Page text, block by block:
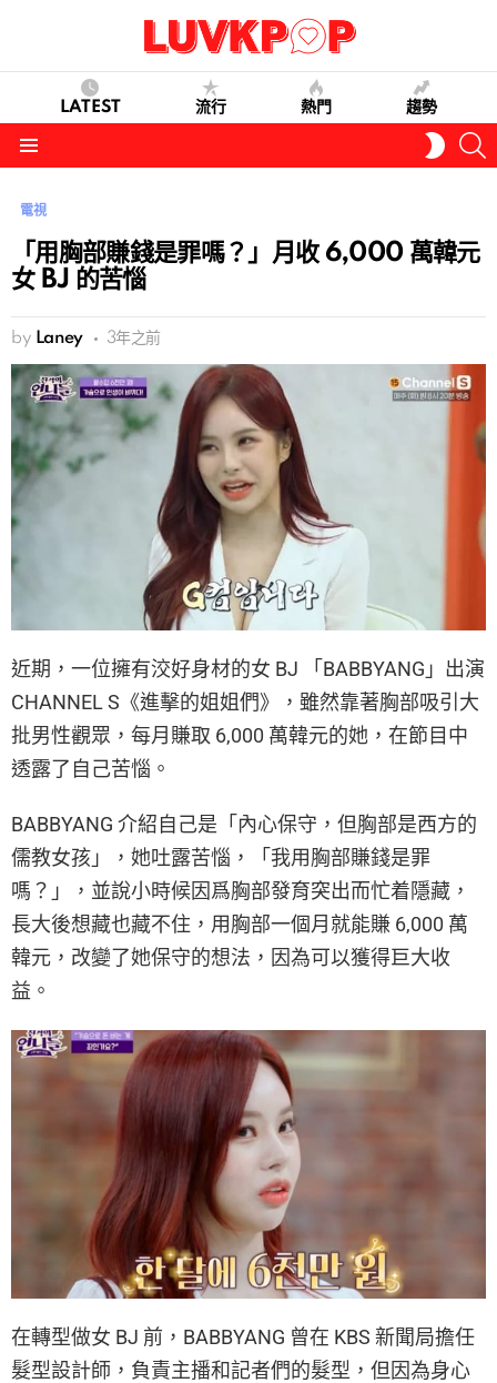
LATEST 流行 熱門 趨勢
SKIN
電視
「用胸部賺錢是罪嗎？」月收 6,000 萬韓元
女 BJ 的苦惱
by Laney 3年之前
近期，一位擁有洨好身材的女 BJ 「BABBYANG」出演
CHANNEL S《進擊的姐姐們》，雖然靠著胸部吸引大
批男性觀眾，每月賺取 6,000 萬韓元的她，在節目中
透露了自己苦惱。
BABBYANG 介紹自己是「內心保守，但胸部是西方的
儒教女孩」，她吐露苦惱，「我用胸部賺錢是罪
嗎？」，並說小時候因爲胸部發育突出而忙着隱藏，
長大後想藏也藏不住，用胸部一個月就能賺 6,000 萬
韓元，改變了她保守的想法，因為可以獲得巨大收
益。
在轉型做女 BJ 前，BABBYANG 曾在 KBS 新聞局擔任
髮型設計師，負責主播和記者們的髮型，但因為身心